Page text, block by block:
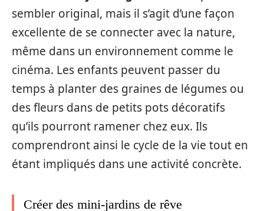
sembler original, mais il s’agit d’une façon
excellente de se connecter avec la nature,
même dans un environnement comme le
cinéma. Les enfants peuvent passer du
temps à planter des graines de légumes ou
des fleurs dans de petits pots décoratifs
qu’ils pourront ramener chez eux. Ils
comprendront ainsi le cycle de la vie tout en
étant impliqués dans une activité concrète.
Créer des mini-jardins de rêve